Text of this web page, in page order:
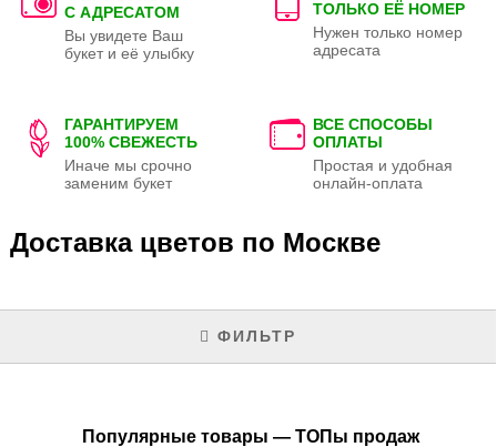
С АДРЕСАТОМ
Вы увидете Ваш
букет и её улыбку
ТОЛЬКО ЕЁ НОМЕР
Нужен только номер
адресата
ГАРАНТИРУЕМ
100% СВЕЖЕСТЬ
Иначе мы срочно
заменим букет
ВСЕ СПОСОБЫ
ОПЛАТЫ
Простая и удобная
онлайн-оплата
Доставка цветов по Москве
ФИЛЬТР
Популярные товары — ТОПы продаж